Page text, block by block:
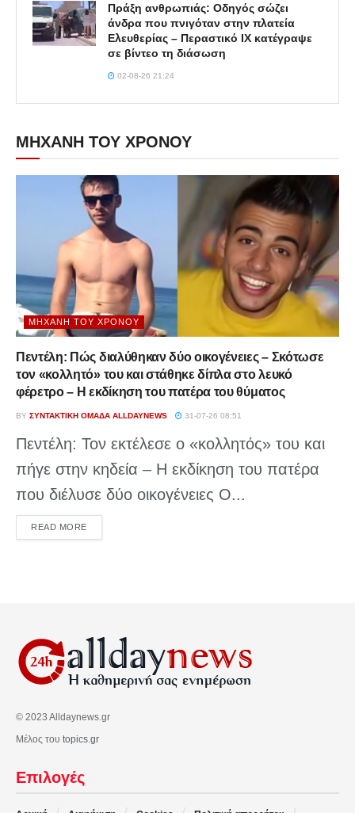
Πράξη ανθρωπιάς: Οδηγός σώζει
άνδρα που πνιγόταν στην πλατεία
Ελευθερίας – Περαστικό ΙΧ κατέγραψε
σε βίντεο τη διάσωση
02-08-26 21:24
ΜΗΧΑΝΗ ΤΟΥ ΧΡΟΝΟΥ
ΜΗΧΑΝΉ ΤΟΥ ΧΡΌΝΟΥ
Πεντέλη: Πώς διαλύθηκαν δύο οικογένειες – Σκότωσε
τον «κολλητό» του και στάθηκε δίπλα στο λευκό
φέρετρο – Η εκδίκηση του πατέρα του θύματος
BY ΣΥΝΤΑΚΤΙΚΉ ΟΜΆΔΑ ALLDAYNEWS 31-07-26 08:51
Πεντέλη: Τον εκτέλεσε ο «κολλητός» του και
πήγε στην κηδεία – Η εκδίκηση του πατέρα
που διέλυσε δύο οικογένειες Ο...
READ MOREDETAILS
© 2023 Alldaynews.gr
Μέλος του topics.gr
Επιλογές